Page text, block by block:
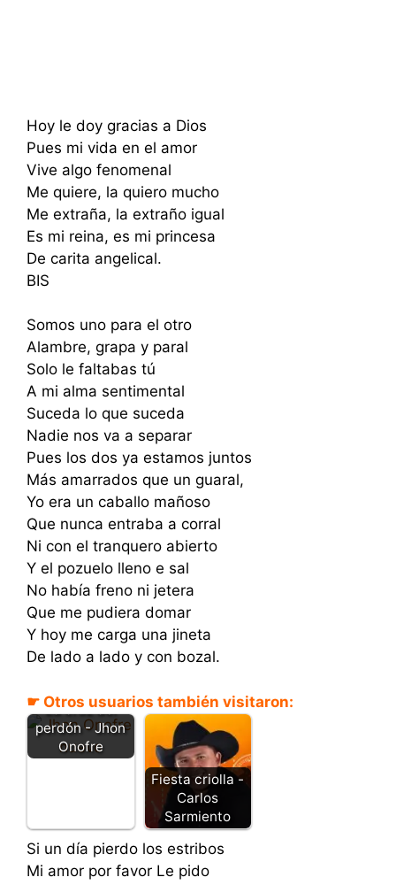
Hoy le doy gracias a Dios
Pues mi vida en el amor
Vive algo fenomenal
Me quiere, la quiero mucho
Me extraña, la extraño igual
Es mi reina, es mi princesa
De carita angelical.
BIS
Somos uno para el otro
Alambre, grapa y paral
Solo le faltabas tú
A mi alma sentimental
Suceda lo que suceda
Nadie nos va a separar
Pues los dos ya estamos juntos
Más amarrados que un guaral,
Yo era un caballo mañoso
Que nunca entraba a corral
Ni con el tranquero abierto
Y el pozuelo lleno e sal
No había freno ni jetera
Que me pudiera domar
Y hoy me carga una jineta
De lado a lado y con bozal.
☛ Otros usuarios también visitaron:
La cruz del
perdón - Jhon
Onofre
Fiesta criolla -
Carlos
Sarmiento
Si un día pierdo los estribos
Mi amor por favor Le pido